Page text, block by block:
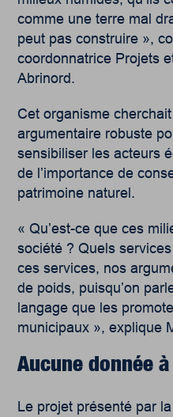
comme une terre mal
peut pas construire »,
coordonnatrice Projets
Abrinord.
Cet organisme
argumentaire robuste
sensibiliser les acteurs
de l’importance de
patrimoine naturel.
« Qu’est-ce que ces
société ? Quels
ces services, nos
de poids, puisqu’on
langage que les
municipaux », explique
Aucune donnée
Le projet présenté par